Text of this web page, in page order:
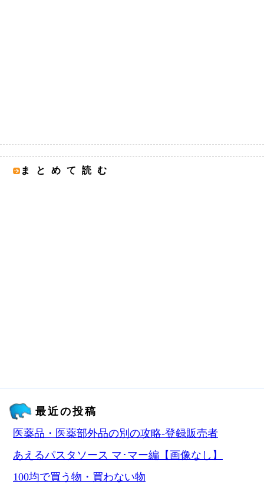
まとめて読む
最近の投稿
医薬品・医薬部外品の別の攻略‐登録販売者
あえるパスタソース マ･マー編【画像なし】
100均で買う物・買わない物